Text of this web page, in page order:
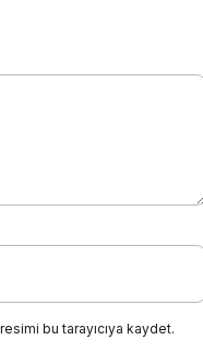
bu tarayıcıya kaydet.